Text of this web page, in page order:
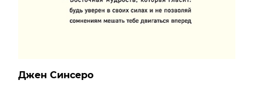
Джен Синсеро